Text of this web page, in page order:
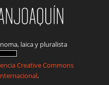
laica y pluralista
Creative Commons
.